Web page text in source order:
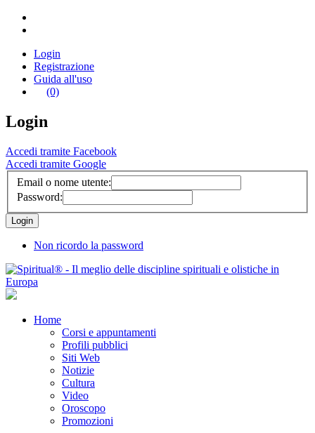
Login
Registrazione
Guida all'uso
(0)
Login
Accedi tramite Facebook
Accedi tramite Google
Email o nome utente:
Password:
Non ricordo la password
Home
Corsi e appuntamenti
Profili pubblici
Siti Web
Notizie
Cultura
Video
Oroscopo
Promozioni